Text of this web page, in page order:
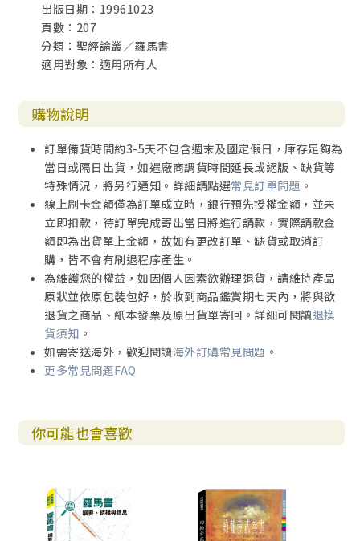
出版日期：19961023
頁數：207
分類：聖經論叢／羅馬書
適用對象：適用所有人
購物說明
訂單備貨時間約3-5天不包含週末及國定假日，庫存足夠為
當日或隔日出貨，如遇廠商調貨時間延長或絕版、缺貨等
特殊情況，將另行通知。詳細請點選常見訂單問題 。
線上刷卡金額僅為訂單成立時，銀行預先授權金額，並未
立即扣款，待訂單完成寄出當日將進行請款，實際請款金
額即為出貨單上金額，故如有更改訂單、缺貨或取消訂
購，皆不會有刷退程序產生。
為維護您的權益，如因個人因素欲辦理退貨，請維持產品
原狀並依原包裝包好，於收到商品鑑賞期七天內，將與欲
退貨之商品、紙本發票及原出貨單寄回。詳細可閱讀退換
貨須知 。
如需寄送海外，歡迎閱讀海外訂購常見問題 。
更多常見問題FAQ
你可能也會喜歡